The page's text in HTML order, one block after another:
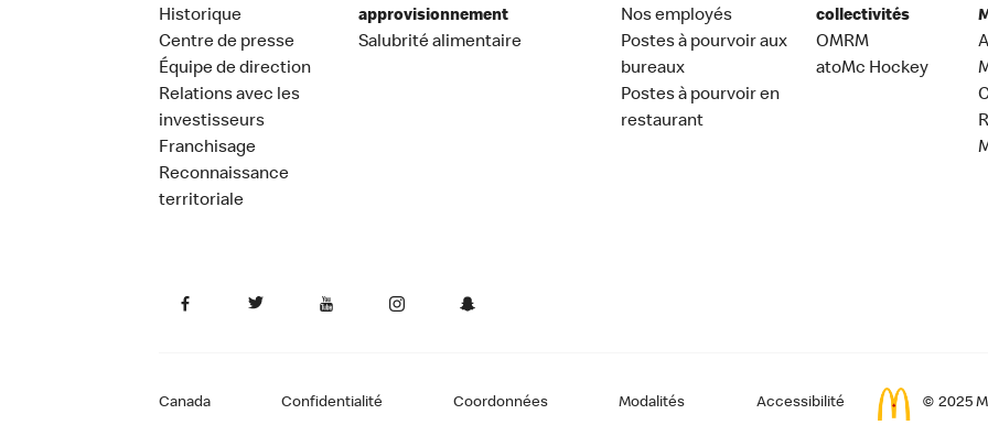
Historique
Centre de presse
Équipe de direction
Relations avec les
investisseurs
Franchisage
Reconnaissance
territoriale
approvisionnement
Salubrité alimentaire
Nos employés
Postes à pourvoir aux
bureaux
Postes à pourvoir en
restaurant
collectivités
OMRM
atoMc Hockey
Canada Confidentialité Coordonnées Modalités Accessibilité © 2025